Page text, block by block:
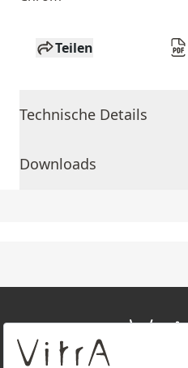
Teilen
Technische Details
Downloads